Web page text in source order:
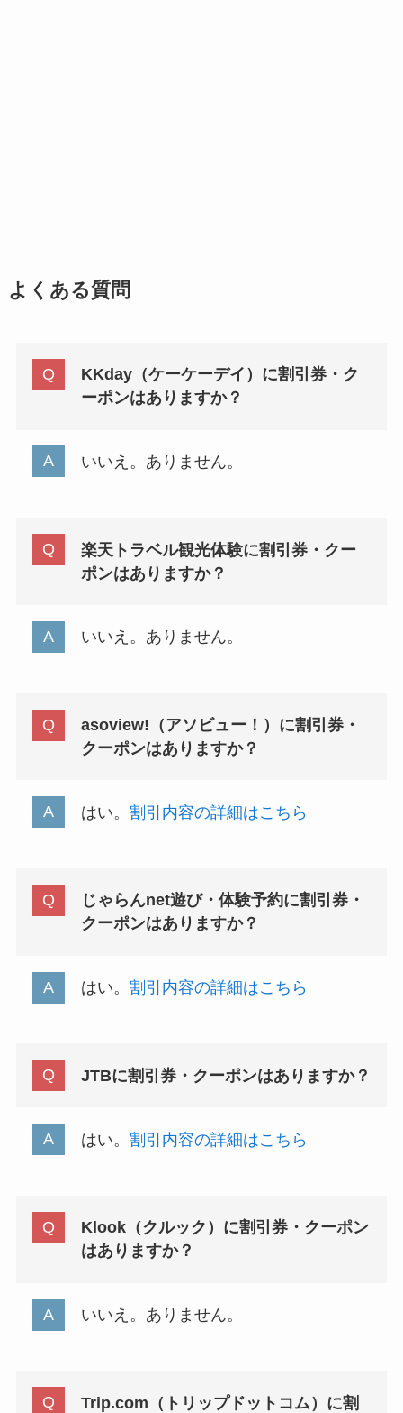
よくある質問
KKday（ケーケーデイ）に割引券・ク
ーポンはありますか？
いいえ。ありません。
楽天トラベル観光体験に割引券・クー
ポンはありますか？
いいえ。ありません。
asoview!（アソビュー！）に割引券・
クーポンはありますか？
はい。 割引内容の詳細はこちら
じゃらんnet遊び・体験予約に割引券・
クーポンはありますか？
はい。 割引内容の詳細はこちら
JTBに割引券・クーポンはありますか？
はい。 割引内容の詳細はこちら
Klook（クルック）に割引券・クーポン
はありますか？
いいえ。ありません。
Trip.com（トリップドットコム）に割